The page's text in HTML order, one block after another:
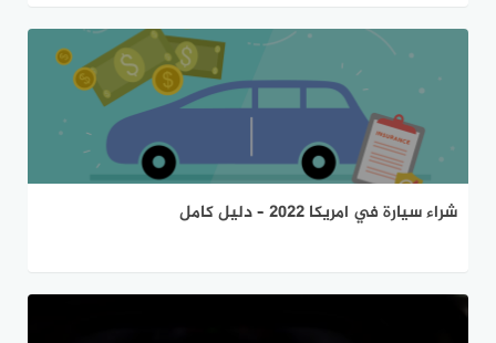
شراء سيارة في امريكا 2022 – دليل كامل